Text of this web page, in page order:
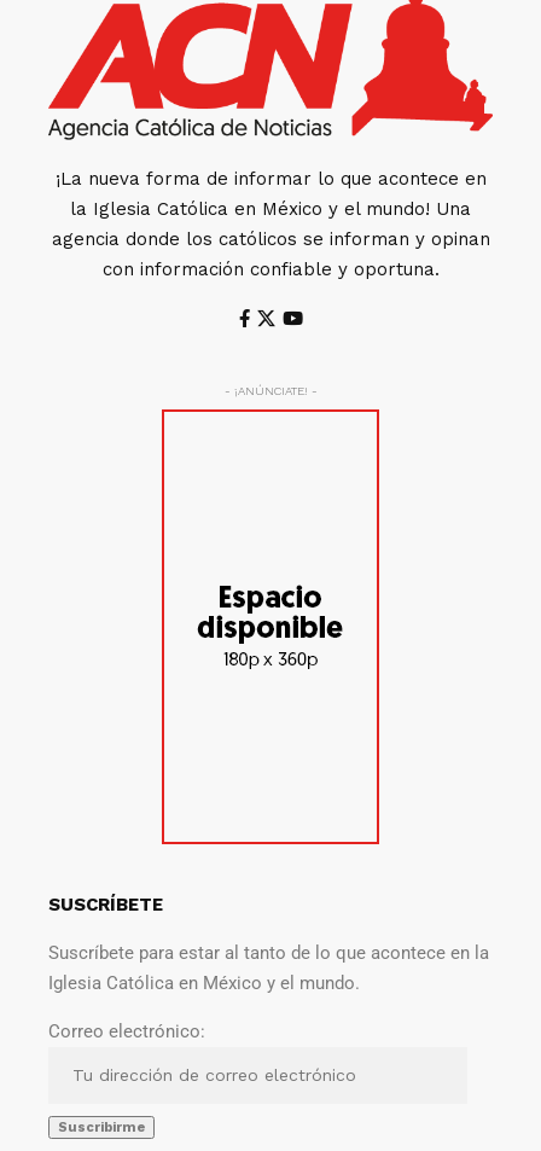
¡La nueva forma de informar lo que acontece en
la Iglesia Católica en México y el mundo! Una
agencia donde los católicos se informan y opinan
con información confiable y oportuna.
- ¡ANÚNCIATE! -
SUSCRÍBETE
Suscríbete para estar al tanto de lo que acontece en la
Iglesia Católica en México y el mundo.
Correo electrónico: